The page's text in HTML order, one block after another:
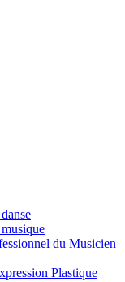
du Musicien
Plastique